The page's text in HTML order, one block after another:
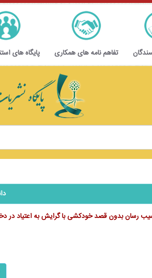
تفاهم نامه های همکاری پایگاه های
رسان بدون قصد خودکشی با گرایش به اعتیاد در